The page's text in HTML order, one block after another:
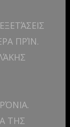
ΠΡΊΝ.
ΤΗΣ